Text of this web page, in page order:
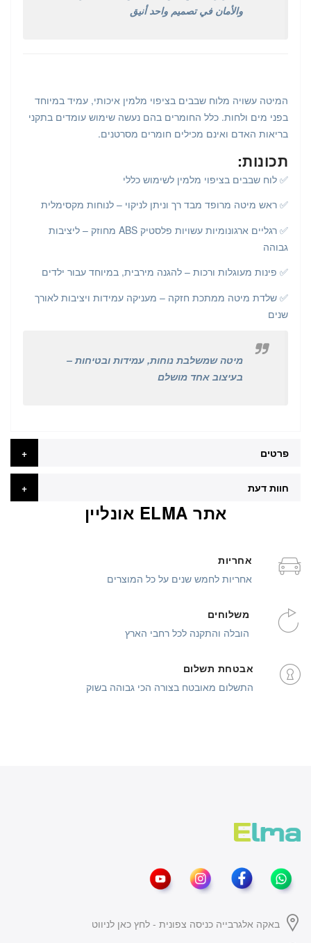
والأمان في تصميم واحد أنيق
המיטה עשויה מלוח שבבים בציפוי מלמין איכותי, עמיד במיוחד
בפני מים ולחות. כלל החומרים בהם נעשה שימוש עומדים בתקני
בריאות האדם ואינם מכילים חומרים מסרטנים.
תכונות:
✅ לוח שבבים בציפוי מלמין לשימוש כללי
✅ ראש מיטה מרופד מבד רך וניתן לניקוי – לנוחות מקסימלית
✅ רגליים ארגונומיות עשויות פלסטיק ABS מחוזק – ליציבות
גבוהה
✅ פינות מעוגלות ורכות – להגנה מירבית, במיוחד עבור ילדים
✅ שלדת מיטה ממתכת חזקה – מעניקה עמידות ויציבות לאורך
שנים
מיטה שמשלבת נוחות, עמידות ובטיחות –
בעיצוב אחד מושלם
פרטים
חוות דעת
אתר ELMA אונליין
אחריות
אחריות לחמש שנים על כל המוצרים
משלוחים
הובלה והתקנה לכל רחבי הארץ
אבטחת תשלום
התשלום מאובטח בצורה הכי גבוהה בשוק
באקה אלגרבייה כניסה צפונית - לחץ כאן לניווט